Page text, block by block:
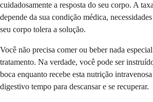
cuidadosamente a resposta do seu corpo. A
depende da sua condição médica,
seu corpo tolera a solução.
Você não precisa comer ou beber nada
tratamento. Na verdade, você pode ser
boca enquanto recebe esta nutrição
digestivo tempo para descansar e se recuperar.